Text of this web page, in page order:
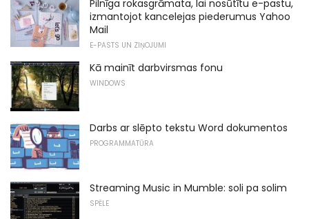
Pilnīga rokasgrāmata, lai nosūtītu e-pastu,
izmantojot kancelejas piederumus Yahoo
Mail
E-PASTS UN ZIŅOJUMI
Kā mainīt darbvirsmas fonu
WINDOWS
Darbs ar slēpto tekstu Word dokumentos
PROGRAMMATŪRA
Streaming Music in Mumble: soli pa solim
SPĒLE